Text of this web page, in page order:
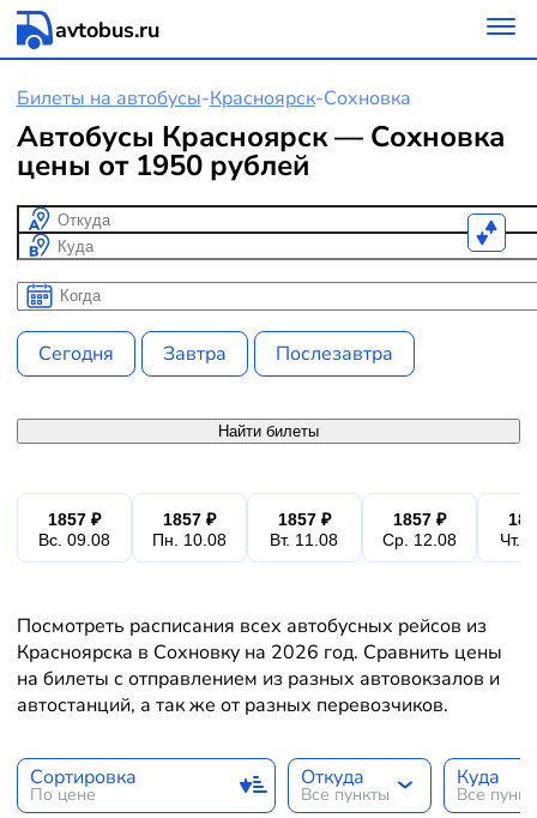
avtobus.ru
Билеты на автобусы-Красноярск-Сохновка
Автобусы Красноярск — Сохновка
цены от 1950 рублей
Откуда
Куда
Когда
Когда
Сегодня Завтра Послезавтра
Найти билеты
1857 ₽
Вс. 09.08
1857 ₽
Пн. 10.08
1857 ₽
Вт. 11.08
1857 ₽
Ср. 12.08
Чт.
Посмотреть расписания всех автобусных рейсов из
Красноярска в Сохновку на 2026 год. Сравнить цены
на билеты с отправлением из разных автовокзалов и
автостанций, а так же от разных перевозчиков.
Сортировка
По цене
Откуда
Все пункты
Куда
Все